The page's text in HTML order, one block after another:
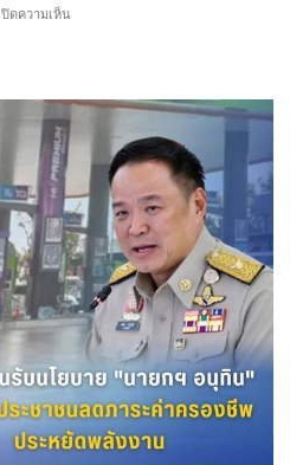
ปิดความเห็น
ชลบุรี
ตรวจ
เยี่ยม
จุด
บริการ
สงกรานต์
69
เน้น
ย้ำ
มาตรการ
เข้ม
เพื่อ
ความ